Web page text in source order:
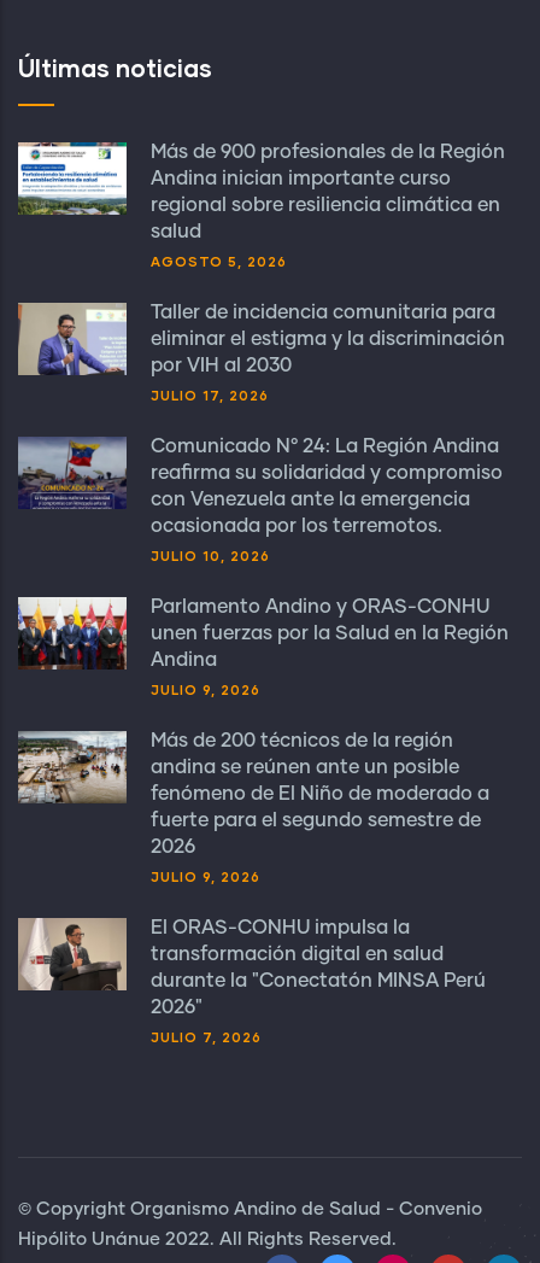
Últimas noticias
Más de 900 profesionales de la Región
Andina inician importante curso
regional sobre resiliencia climática en
salud
AGOSTO 5, 2026
Taller de incidencia comunitaria para
eliminar el estigma y la discriminación
por VIH al 2030
JULIO 17, 2026
Comunicado N° 24: La Región Andina
reafirma su solidaridad y compromiso
con Venezuela ante la emergencia
ocasionada por los terremotos.
JULIO 10, 2026
Parlamento Andino y ORAS-CONHU
unen fuerzas por la Salud en la Región
Andina
JULIO 9, 2026
Más de 200 técnicos de la región
andina se reúnen ante un posible
fenómeno de El Niño de moderado a
fuerte para el segundo semestre de
2026
JULIO 9, 2026
El ORAS-CONHU impulsa la
transformación digital en salud
durante la "Conectatón MINSA Perú
2026"
JULIO 7, 2026
© Copyright Organismo Andino de Salud - Convenio
Hipólito Unánue 2022. All Rights Reserved.